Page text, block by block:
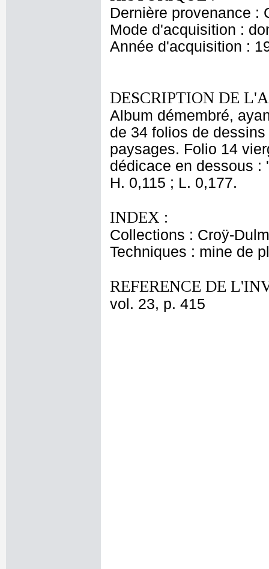
Dernière provenance :
Mode d'acquisition :
Année d'acquisition :
DESCRIPTION DE
Album démembré,
de 34 folios de
paysages. Folio 14
dédicace en dessous :
H. 0,115 ; L. 0,177.
INDEX :
Collections : Croÿ-
Techniques : mine de
REFERENCE DE
vol. 23, p. 415